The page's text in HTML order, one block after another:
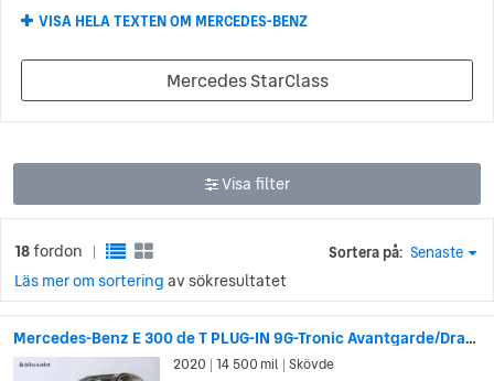
När man letar efter en lyxig bil i den högre prisklassen kan
är ute efter en liten familjebil som Mercedes Benz A-klass, en
lyxig suv som GLC-klass eller en sportig sedan som S-klass –
vilken nyligen krossade allt motstånd i storleksklassen. På
grund av den höga kvaliteten och den höga prislappen är det
Mercedes Benz och den allra första
bilen
Mercedes Benz historia sträcker sig hela vägen tillbaka till den
allra första bilen. Den tyska ingenjören Karl Benz byggde den
Benz företag, Benz & Cie, slog sig senare samman med
biltillverkaren Daimler-Motoren-Gesellschaft (DMG) 1926 och
VISA HELA TEXTEN OM MERCEDES-BENZ
Mercedes StarClass
Visa filter
18fordon Sortera på: Senaste
Läs mer om sortering av sökresultatet
Mercedes-Benz E 300 de T PLUG-IN 9G-Tronic Avantgarde/Drag/Burmester
2020 14 500 mil Skövde